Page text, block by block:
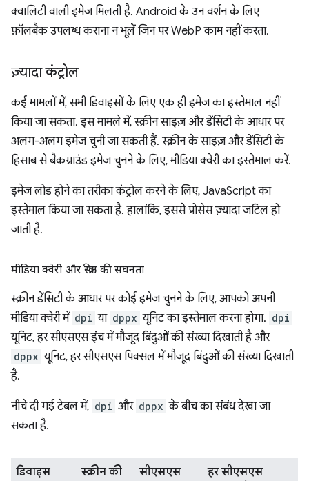
क्वालिटी वाली इमेज मिलती है. Android के उन वर्शन के लिए
फ़ॉलबैक उपलब्ध कराना न भूलें जिन पर WebP काम नहीं करता.
ज़्यादा कंट्रोल
कई मामलों में, सभी डिवाइसों के लिए एक ही इमेज का इस्तेमाल नहीं
किया जा सकता. इस मामले में, स्क्रीन साइज़ और डेंसिटी के आधार पर
अलग-अलग इमेज चुनी जा सकती हैं. स्क्रीन के साइज़ और डेंसिटी के
हिसाब से बैकग्राउंड इमेज चुनने के लिए, मीडिया क्वेरी का इस्तेमाल करें.
इमेज लोड होने का तरीका कंट्रोल करने के लिए, JavaScript का
इस्तेमाल किया जा सकता है. हालांकि, इससे प्रोसेस ज़्यादा जटिल हो
जाती है.
मीडिया क्वेरी और स्क्रीन की सघनता
स्क्रीन डेंसिटी के आधार पर कोई इमेज चुनने के लिए, आपको अपनी
मीडिया क्वेरी में dpi या dppx यूनिट का इस्तेमाल करना होगा. dpi
यूनिट, हर सीएसएस इंच में मौजूद बिंदुओं की संख्या दिखाती है और
dppx यूनिट, हर सीएसएस पिक्सल में मौजूद बिंदुओं की संख्या दिखाती
है.
नीचे दी गई टेबल में, dpi और dppx के बीच का संबंध देखा जा
सकता है.
डिवाइस
स्क्रीन की
सीएसएस
हर सीएसएस